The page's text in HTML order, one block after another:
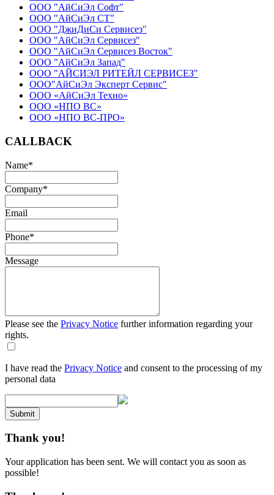
ООО "АйСиЭл Софт"
ООО "АйСиЭл СТ"
ООО "ДжиДиСи Сервисез"
ООО "АйСиЭл Сервисез"
ООО "АйСиЭл Сервисез Восток"
ООО "АйСиЭл Запад"
ООО "АЙСИЭЛ РИТЕЙЛ СЕРВИСЕЗ"
ООО"АйСиЭл Эксперт Сервис"
ООО «АйСиЭл Техно»
ООО «НПО ВС»
ООО «НПО ВС-ПРО»
CALLBACK
Name*
Company*
Email
Phone*
Message
Please see the Privacy Notice further information regarding your
rights.
I have read the Privacy Notice and consent to the processing of my
personal data
Submit
Thank you!
Your application has been sent. We will contact you as soon as
possible!